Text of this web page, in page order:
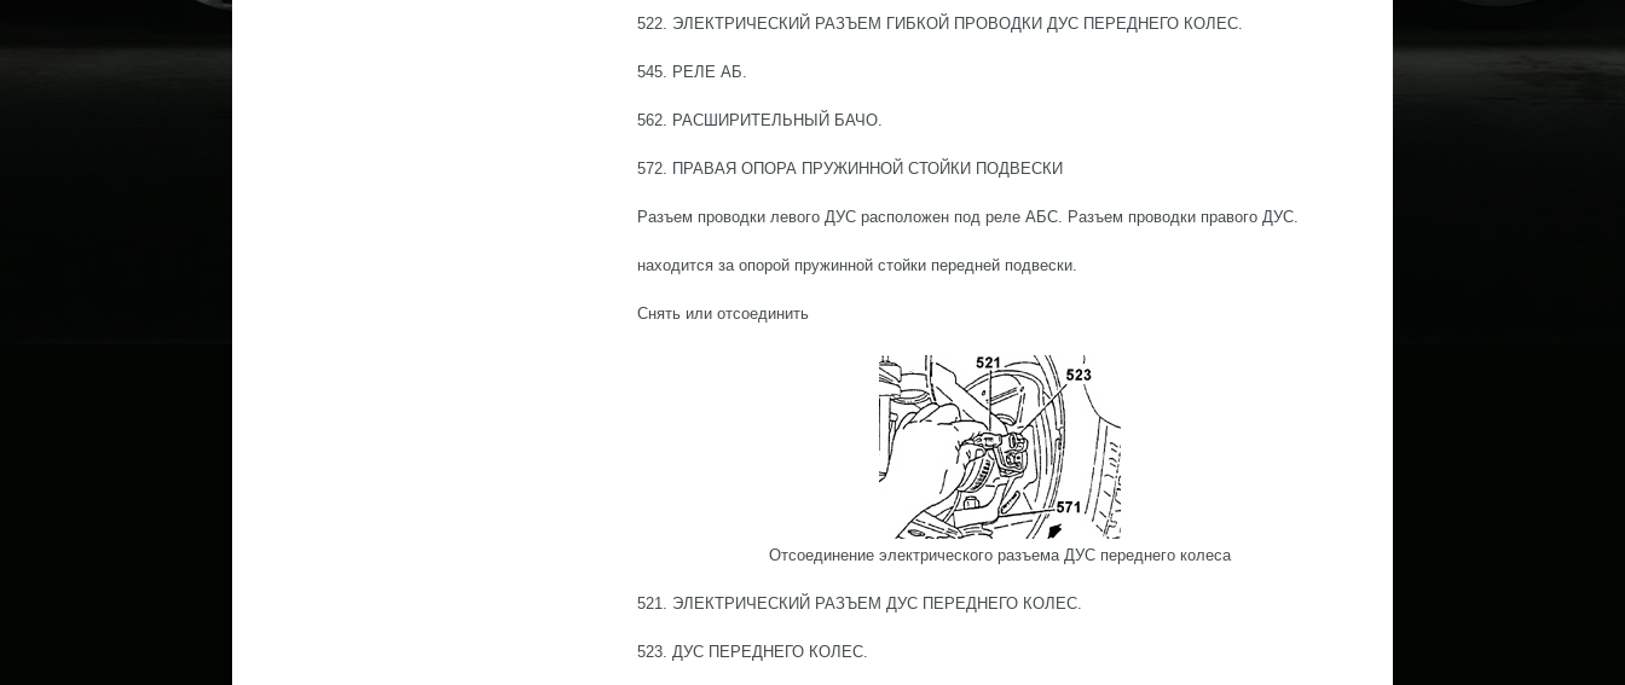
522. ЭЛЕКТРИЧЕСКИЙ РАЗЪЕМ ГИБКОЙ ПРОВОДКИ ДУС ПЕРЕДНЕГО КОЛЕС.
545. РЕЛЕ АБ.
562. РАСШИРИТЕЛЬНЫЙ БАЧО.
572. ПРАВАЯ ОПОРА ПРУЖИННОЙ СТОЙКИ ПОДВЕСКИ
Разъем проводки левого ДУС расположен под реле АБС. Разъем проводки правого ДУС.
находится за опорой пружинной стойки передней подвески.
Снять или отсоединить
Отсоединение электрического разъема ДУС переднего колеса
521. ЭЛЕКТРИЧЕСКИЙ РАЗЪЕМ ДУС ПЕРЕДНЕГО КОЛЕС.
523. ДУС ПЕРЕДНЕГО КОЛЕС.